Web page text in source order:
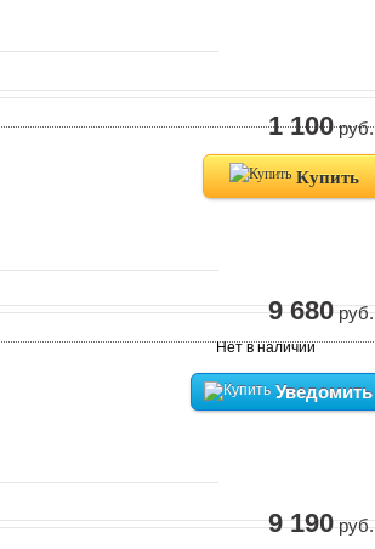
1 100руб.
Купить
9 680руб.
Нет в наличии
Уведомить
9 190руб.